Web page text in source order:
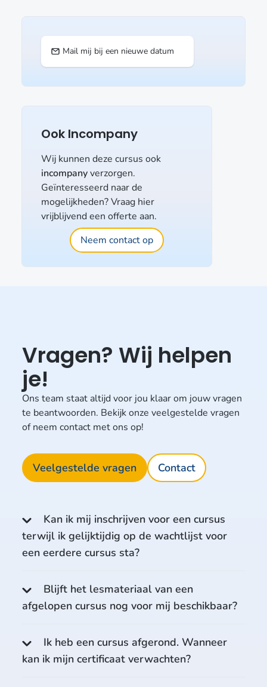
Mail mij bij een nieuwe datum
Ook Incompany
Wij kunnen deze cursus ook
incompanyverzorgen.
Geïnteresseerd naar de
mogelijkheden? Vraag hier
vrijblijvend een offerte aan.
Neem contact op
Vragen? Wij helpen
je!
Ons team staat altijd voor jou klaar om jouw vragen
te beantwoorden. Bekijk onze veelgestelde vragen
of neem contact met ons op!
Veelgestelde vragen Contact
Kan ik mij inschrijven voor een cursus
terwijl ik gelijktijdig op de wachtlijst voor
een eerdere cursus sta?
Blijft het lesmateriaal van een
afgelopen cursus nog voor mij beschikbaar?
Ik heb een cursus afgerond. Wanneer
kan ik mijn certificaat verwachten?